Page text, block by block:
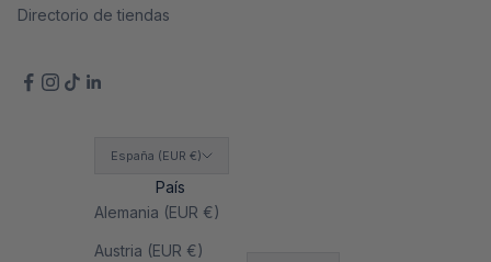
Directorio de tiendas
España (EUR €)
País
Alemania (EUR €)
Austria (EUR €)